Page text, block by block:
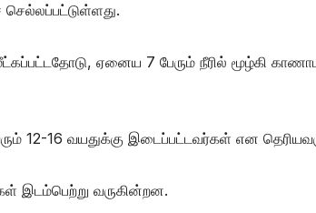
ஏனைய 7 பேரும் நீரில் மூழ்கி
16 வயதுக்கு இடைப்பட்டவர்கள் என
இடம்பெற்று வருகின்றன.